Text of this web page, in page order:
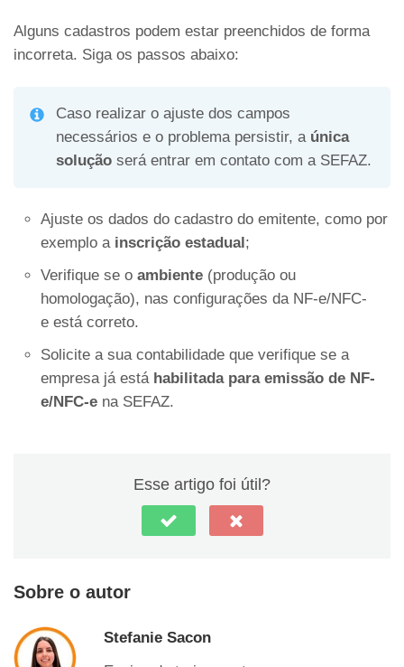
Alguns cadastros podem estar preenchidos de forma
incorreta. Siga os passos abaixo:
Caso realizar o ajuste dos campos
necessários e o problema persistir, a única
soluçãoserá entrar em contato com a SEFAZ.
Ajuste os dados do cadastro do emitente, como por
exemplo a inscrição estadual;
Verifique se o ambiente (produção ou
homologação), nas configurações da NF-e/NFC-
e está correto.
Solicite a sua contabilidade que verifique se a
empresa já está habilitada para emissão de NF-
e/NFC-e na SEFAZ.
Esse artigo foi útil?
Sobre o autor
Stefanie Sacon